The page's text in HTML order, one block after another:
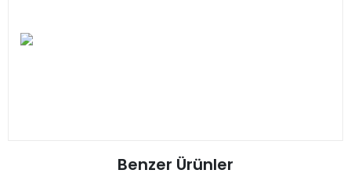
Benzer Ürünler